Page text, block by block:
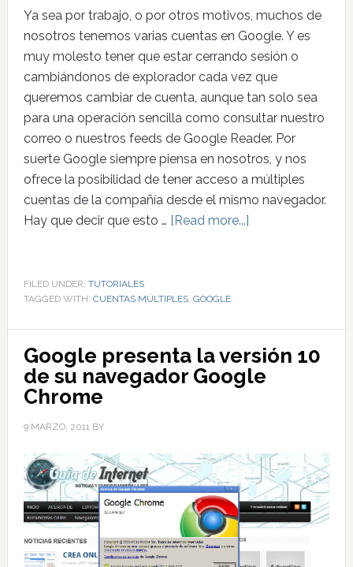
Ya sea por trabajo, o por otros motivos, muchos de
nosotros tenemos varias cuentas en Google. Y es
muy molesto tener que estar cerrando sesión o
cambiándonos de explorador cada vez que
queremos cambiar de cuenta, aunque tan solo sea
para una operación sencilla como consultar nuestro
correo o nuestros feeds de Google Reader. Por
suerte Google siempre piensa en nosotros, y nos
ofrece la posibilidad de tener acceso a múltiples
cuentas de la compañía desde el mismo navegador.
Hay que decir que esto … [Read more...]
FILED UNDER: TUTORIALES
TAGGED WITH: CUENTAS MÚLTIPLES, GOOGLE
Google presenta la versión 10
de su navegador Google
Chrome
9 MARZO, 2011BY